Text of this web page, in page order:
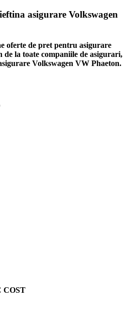
asigurare Volkswagen
oferte de pret pentru asigurare
de la toate companiile de asigurari,
Volkswagen VW Phaeton.
COST